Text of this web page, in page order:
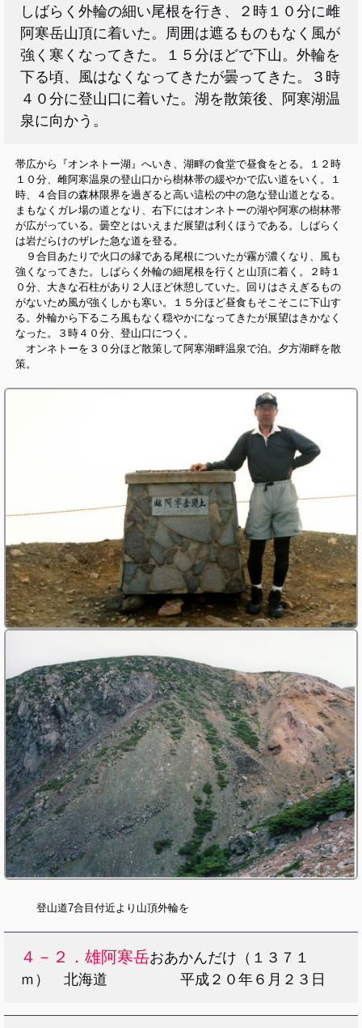
しばらく外輪の細い尾根を行き、２時１０分に雌
阿寒岳山頂に着いた。周囲は遮るものもなく風が
強く寒くなってきた。１５分ほどで下山。外輪を
下る頃、風はなくなってきたが曇ってきた。３時
４０分に登山口に着いた。湖を散策後、阿寒湖温
泉に向かう。
帯広から『オンネトー湖』へいき、湖畔の食堂で昼食をとる。１２時
１０分、雌阿寒温泉の登山口から樹林帯の緩やかで広い道をいく。１
時、４合目の森林限界を過ぎると高い這松の中の急な登山道となる。
まもなくガレ場の道となり、右下にはオンネトーの湖や阿寒の樹林帯
が広がっている。曇空とはいえまだ展望は利くほうである。しばらく
は岩だらけのザレた急な道を登る。
９合目あたりで火口の縁である尾根についたが霧が濃くなり、風も
強くなってきた。しばらく外輪の細尾根を行くと山頂に着く。２時１
０分、大きな石柱があり２人ほど休憩していた。回りはさえぎるもの
がないため風が強くしかも寒い。１５分ほど昼食もそこそこに下山す
る。外輪から下るころ風もなく穏やかになってきたが展望はきかなく
なった。３時４０分、登山口につく。
オンネトーを３０分ほど散策して阿寒湖畔温泉で泊。夕方湖畔を散
策。
登山道7合目付近より山頂外輪を
４ －２．雄阿寒岳おあかんだけ（１３７１
ｍ） 北海道 平成２０年６月２３日